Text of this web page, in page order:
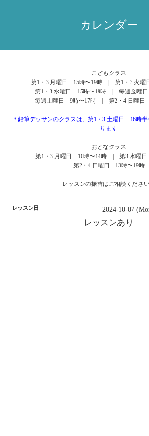
カレンダー
こどもクラス
第1・3 月曜日 15時〜19時 | 第1・3 火曜
第1・3 水曜日 15時〜19時 | 毎週金曜
毎週土曜日 9時〜17時 | 第2・4 日曜日
＊鉛筆デッサンのクラスは、第1・3 土曜日 16時
ります
おとなクラス
第1・3 月曜日 10時〜14時 | 第3 水曜日
第2・4 日曜日 13時〜19時
レッスンの振替はご相談ください
レッスン日 2024-10-07
レッスンあり